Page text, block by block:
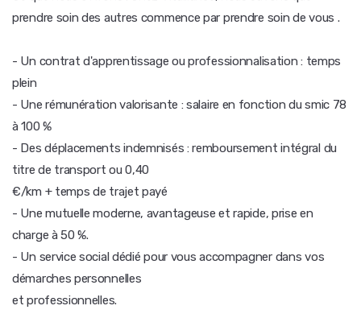
prendre soin des autres commence par prendre soin de vous .
- Un contrat d'apprentissage ou professionnalisation : temps
plein
- Une rémunération valorisante : salaire en fonction du smic 78
à 100 %
- Des déplacements indemnisés : remboursement intégral du
titre de transport ou 0,40
€/km + temps de trajet payé
- Une mutuelle moderne, avantageuse et rapide, prise en
charge à 50 %.
- Un service social dédié pour vous accompagner dans vos
démarches personnelles
et professionnelles.